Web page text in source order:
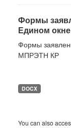
Формы
Едином
Формы
МПРЭТН КР
DOCX
You can also